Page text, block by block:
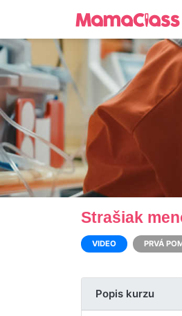
Strašiak
VIDEO PRVÁ
Popis kurzu